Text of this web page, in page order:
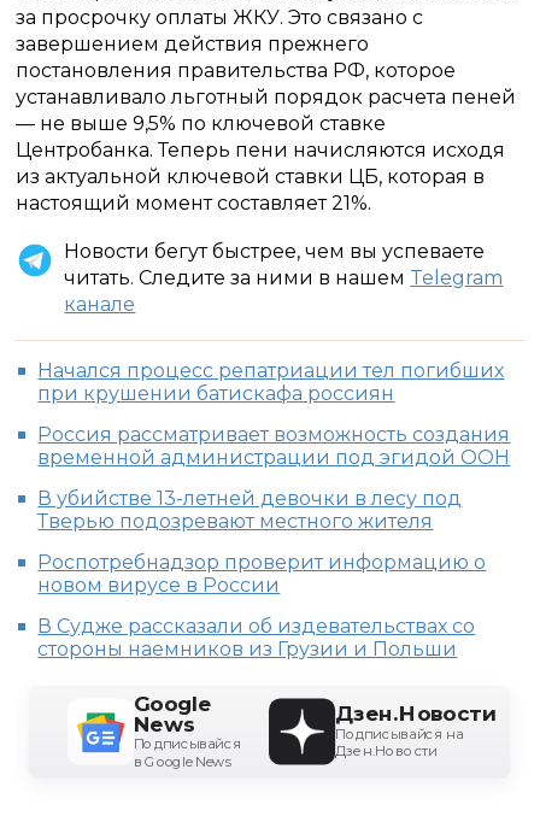
за просрочку оплаты ЖКУ. Это связано с
завершением действия прежнего
постановления правительства РФ, которое
устанавливало льготный порядок расчета пеней
— не выше 9,5% по ключевой ставке
Центробанка. Теперь пени начисляются исходя
из актуальной ключевой ставки ЦБ, которая в
настоящий момент составляет 21%.
Новости бегут быстрее, чем вы успеваете
читать. Следите за ними в нашем Telegram
канале
Начался процесс репатриации тел погибших
при крушении батискафа россиян
Россия рассматривает возможность создания
временной администрации под эгидой ООН
В убийстве 13-летней девочки в лесу под
Тверью подозревают местного жителя
Роспотребнадзор проверит информацию о
новом вирусе в России
В Судже рассказали об издевательствах со
стороны наемников из Грузии и Польши
Google
News
Подписывайся
в Google News
Дзен.Новости
Подписывайся на
Дзен.Новости